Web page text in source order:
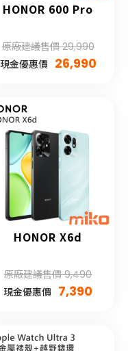
HONOR 600 Pro
原廠建議售價 29,990
現金優惠價 26,990
HONOR X6d
原廠建議售價 9,490
現金優惠價 7,390